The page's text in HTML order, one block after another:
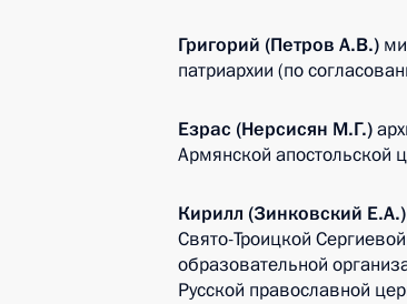
Григорий (Петров А.В.)
патриархии (по
Езрас (Нерсисян М.Г.)
Армянской апостольской
Кирилл (Зинковский Е.А.)
Свято-Троицкой
образовательной
Русской православной